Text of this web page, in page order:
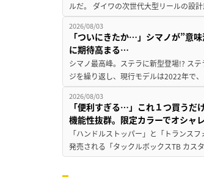
ルだ。 ダイワの次世代大型リールの設
2026/08/03
「ついにきたか…」シマノが”意
に期待高まる…
シマノ最高峰。ステラに新型登場!? ス
ジを繰り返し、現行モデルは2022年で
2026/08/03
「便利すぎる…」これ１つ買うだ
機能性抜群。限定カラーでオシャ
「ハンドルストッパー」と「トランス
発売される「タックルボックスTB カ